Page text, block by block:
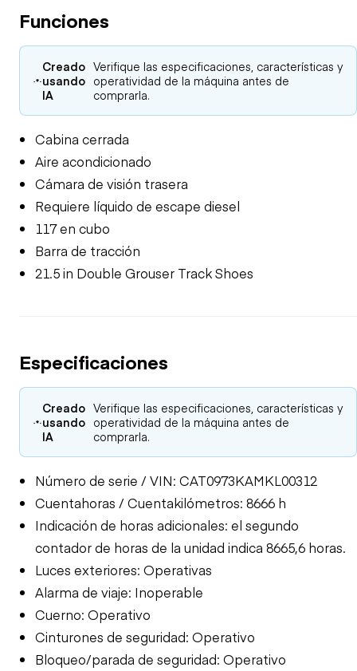
Funciones
Creado
usando
IA
Verifique las especificaciones, características y
operatividad de la máquina antes de
comprarla.
Cabina cerrada
Aire acondicionado
Cámara de visión trasera
Requiere líquido de escape diesel
117 en cubo
Barra de tracción
21.5 in Double Grouser Track Shoes
Especificaciones
Creado
usando
IA
Verifique las especificaciones, características y
operatividad de la máquina antes de
comprarla.
Número de serie / VIN: CAT0973KAMKL00312
Cuentahoras / Cuentakilómetros: 8666 h
Indicación de horas adicionales: el segundo
contador de horas de la unidad indica 8665,6 horas.
Luces exteriores: Operativas
Alarma de viaje: Inoperable
Cuerno: Operativo
Cinturones de seguridad: Operativo
Bloqueo/parada de seguridad: Operativo